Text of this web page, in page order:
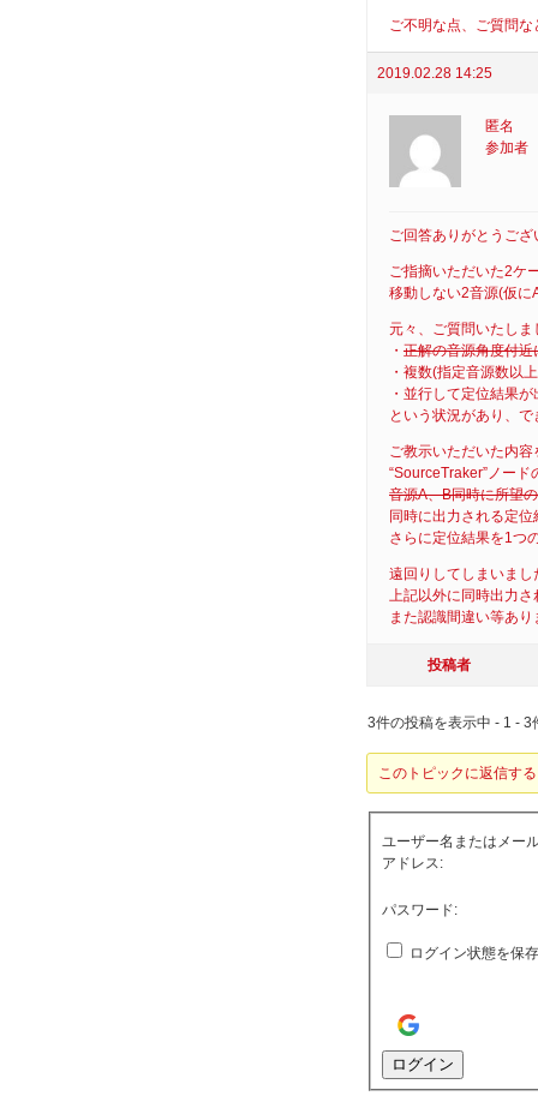
ご不明な点、ご質問
2019.02.28 14:25
匿名
参加者
ご回答ありがとうご
ご指摘いただいた2ケ
移動しない2音源(仮に
元々、ご質問いたし
・ 正解の音源角度付
・複数(指定音源数以
・並行して定位結果
という状況があり、
ご教示いただいた内
“SourceTraker”ノー
音源A、B同時に所望
同時に出力される定
さらに定位結果を1つ
遠回りしてしまいまし
上記以外に同時出力
また認識間違い等あ
投稿者
3件の投稿を表示中 - 1 - 3
このトピックに返信す
ユーザー名またはメー
アドレス:
パスワード:
ログイン状態を保
ログイン